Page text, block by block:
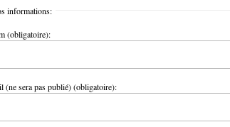
informations:
(obligatoire):
(ne sera pas publié) (obligatoire):